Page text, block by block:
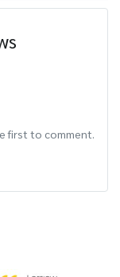
first to comment.